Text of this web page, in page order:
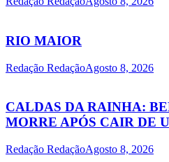
RIO MAIOR
Redação RedaçãoAgosto 8, 2026
CALDAS DA RAINHA:
MORRE APÓS CAIR DE
Redação RedaçãoAgosto 8, 2026